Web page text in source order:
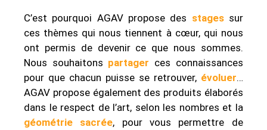
C’est pourquoi AGAV propose des stagessur
ces thèmes qui nous tiennent à cœur, qui nous
ont permis de devenir ce que nous sommes.
Nous souhaitons partager ces connaissances
pour que chacun puisse se retrouver, évoluer…
AGAV propose également des produits élaborés
dans le respect de l’art, selon les nombres et la
géométrie sacrée, pour vous permettre de